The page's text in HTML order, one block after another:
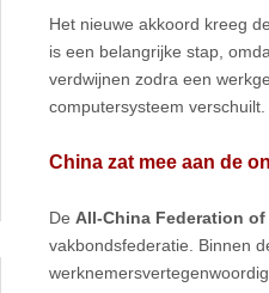
Het nieuwe akkoord kreeg
is een belangrijke stap,
verdwijnen zodra een
computersysteem verschuilt.
China zat mee aan de
De All-China Federation of
vakbondsfederatie. Binnen